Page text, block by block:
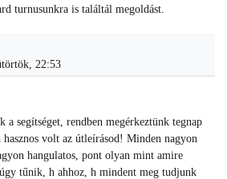
turnusunkra is találtál megoldást.
22:53
a segítséget, rendben megérkeztünk tegnap
hasznos volt az útleírásod! Minden nagyon
hangulatos, pont olyan mint amire
tűnik, h ahhoz, h mindent meg tudjunk